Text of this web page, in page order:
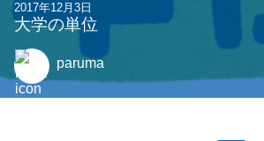
2017年12月3日
大学の単位
paruma